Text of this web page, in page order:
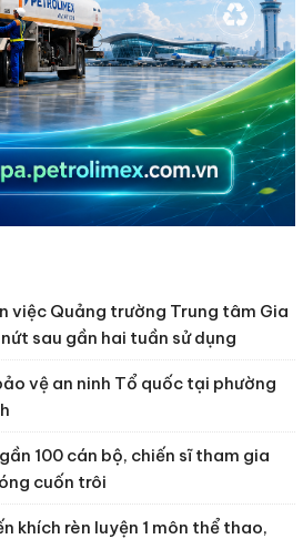
việc Quảng trường Trung tâm Gia
sau gần hai tuần sử dụng
vệ an ninh Tổ quốc tại phường
100 cán bộ, chiến sĩ tham gia
cuốn trôi
khích rèn luyện 1 môn thể thao,